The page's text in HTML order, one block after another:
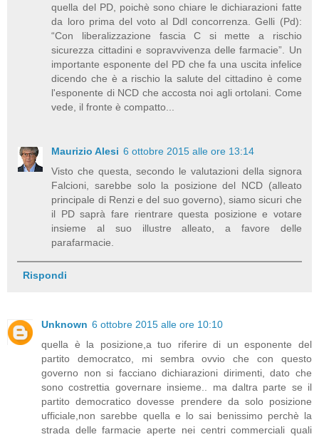
quella del PD, poichè sono chiare le dichiarazioni fatte
da loro prima del voto al Ddl concorrenza. Gelli (Pd):
“Con liberalizzazione fascia C si mette a rischio
sicurezza cittadini e sopravvivenza delle farmacie”. Un
importante esponente del PD che fa una uscita infelice
dicendo che è a rischio la salute del cittadino è come
l'esponente di NCD che accosta noi agli ortolani. Come
vede, il fronte è compatto...
Maurizio Alesi 6 ottobre 2015 alle ore 13:14
Visto che questa, secondo le valutazioni della signora
Falcioni, sarebbe solo la posizione del NCD (alleato
principale di Renzi e del suo governo), siamo sicuri che
il PD saprà fare rientrare questa posizione e votare
insieme al suo illustre alleato, a favore delle
parafarmacie.
Rispondi
Unknown 6 ottobre 2015 alle ore 10:10
quella è la posizione,a tuo riferire di un esponente del
partito democratco, mi sembra ovvio che con questo
governo non si facciano dichiarazioni dirimenti, dato che
sono costrettia governare insieme.. ma daltra parte se il
partito democratico dovesse prendere da solo posizione
ufficiale,non sarebbe quella e lo sai benissimo perchè la
strada delle farmacie aperte nei centri commerciali quali